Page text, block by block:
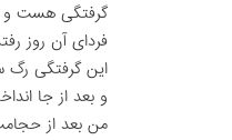
گرفتگی هست و
فردای آن روز
این گرفتگی
و بعد از جا
من بعد از حجامت حدودا ۲۴